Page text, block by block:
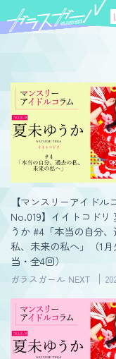
【マンスリーアイドル
No.019】イイトコドリ
うか #4「本当の自分
私、未来の私へ」（1月
当・全4回）
ガラスガール NEXT